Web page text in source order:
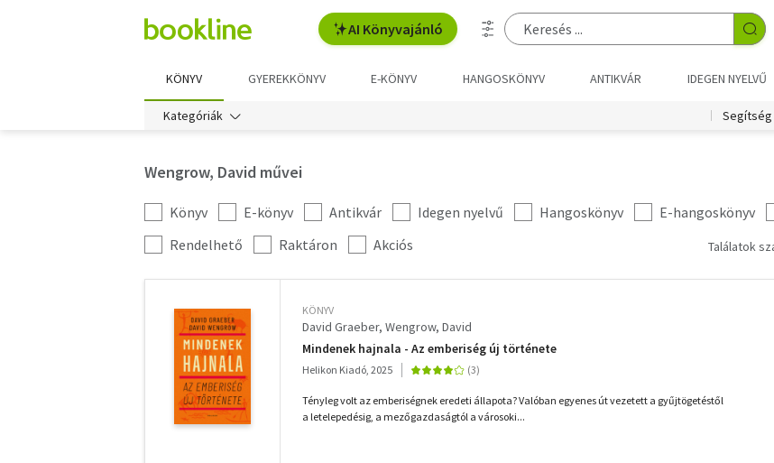
AI Könyvajánló
KÖNYV GYEREKKÖNYV E-KÖNYV HANGOSKÖNYV ANTIKVÁR IDEGEN NYELVŰ
Kategóriák Segítség
Wengrow, David művei
Kategória
szűrés
Könyv E-könyv Antikvár Idegen nyelvű Hangoskönyv E-hangoskönyv
További
szűrők
Rendelhető Raktáron Akciós Találatok
KÖNYV
David Graeber Wengrow, David
Mindenek hajnala - Az emberiség új története
Helikon Kiadó, 2025
Tényleg volt az emberiségnek eredeti állapota? Valóban egyenes út vezetett a gyűjtögetéstől
a letelepedésig, a mezőgazdaságtól a városoki...